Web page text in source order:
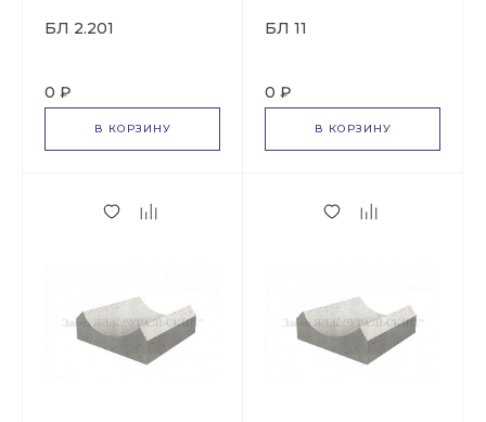
БЛ 2.201
0 ₽
В КОРЗИНУ
БЛ 11
0 ₽
В КОРЗИНУ